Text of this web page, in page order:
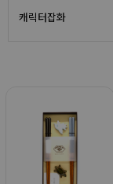
캐릭터잡화